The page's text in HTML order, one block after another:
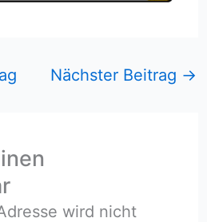
Nächster Beitrag →
wird nicht